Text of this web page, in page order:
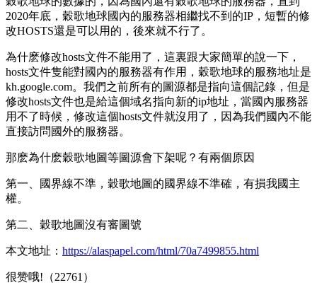
2020年底，穀歌地球國內的服務器相繼找不到的IP，短暫的修
改HOSTS還是可以用的，後來就不行了。
為什麽修改hosts文件不能用了，這裏跟大家簡單的說一下，
hosts文件隻能對國內的服務器有作用，穀歌地球的服務地址是
kh.google.com。我們之前所有的圖源都是指向這個記錄，但是
修改hosts文件也是給這個域名指向新的ip地址，當國內服務器
用不了時候，修改這個hosts文件就沒用了，因為我們國內不能
直接訪問國外的服務器。
那麽為什麽穀歌地圖等圖源會下架呢？有兩個原因
第一、國界線不準，穀歌地圖的國界線不準確，有損我國主
權。
第二、穀歌地圖沒有審圖號
本文地址： https://alaspapel.com/html/70a7499855.html
很赞哦!（22761）